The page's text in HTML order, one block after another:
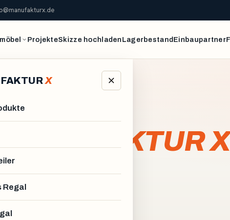
ProjekteSkizze hochladenLagerbestandEinbaupartner
X
Regal
X
Lebenssituation passen -